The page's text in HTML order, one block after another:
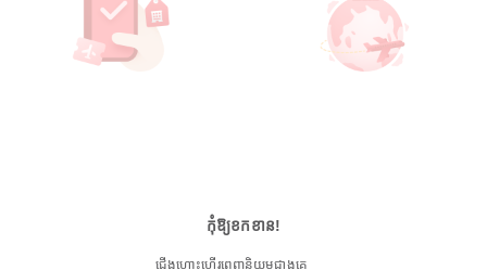
កុំឱ្យខកខាន!
ជើងហោះហើរពេញនិយមជាងគេ